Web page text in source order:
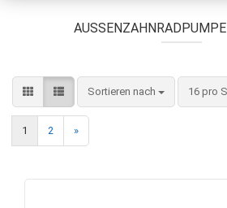
Sortieren nach
Sortieren nach 16 pro
pro
1 2 »